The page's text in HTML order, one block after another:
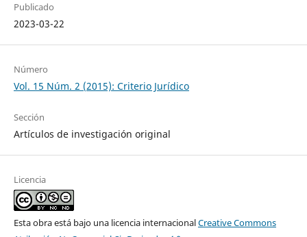
Publicado
2023-03-22
Número
Vol. 15 Núm. 2 (2015): Criterio Jurídico
Sección
Artículos de investigación original
Licencia
Esta obra está bajo una licencia internacionalCreative Commons